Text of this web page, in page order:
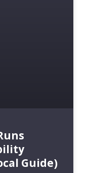
Guide)